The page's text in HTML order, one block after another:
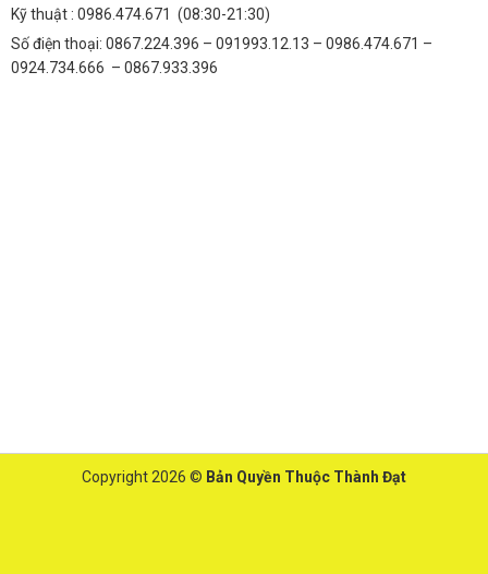
Kỹ thuật : 0986.474.671 (08:30-21:30)
Số điện thoại: 0867.224.396 – 091993.12.13 – 0986.474.671 –
0924.734.666 – 0867.933.396
Copyright 2026 © Bản Quyền Thuộc Thành Đạt